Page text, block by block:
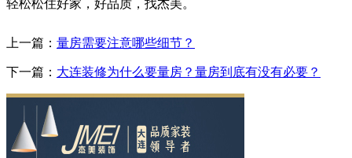
轻松松住好家，好品质，找杰美。
上一篇： 量房需要注意哪些细节？
下一篇： 大连装修为什么要量房？量房到底有没有必要？